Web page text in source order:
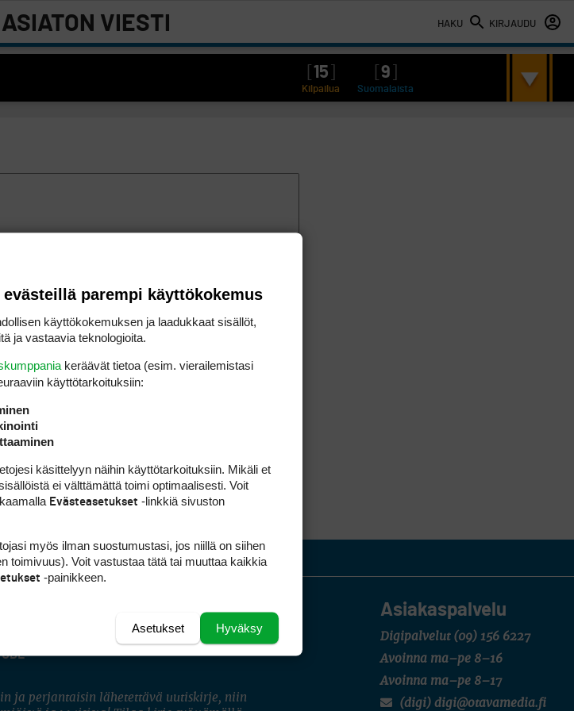
HAKU KIRJAUDU
ASIATON VIESTI
15 9
Kilpailua Suomalaista
Asiakaspalvelu
Digipalvelut (09) 156 6227
Avoinna ma–pe 8–16
Avoinna ma–pe 8–17
(digi) digi@otavamedia.fi
INSTAGRAM
ja perjantaisin lähetettävä uutiskirje, niin
parempi käyttökokemus
käyttökokemuksen ja laadukkaat sisällöt,
ja vastaavia teknologioita.
keräävät tietoa (esim. vierailemis­tasi
käyttötarkoituksiin:
käsittelyyn näihin käyttötarkoituksiin. Mikäli et
ei välttämättä toimi optimaalisesti. Voit
Evästeasetukset -linkkiä sivuston
myös ilman suostumustasi, jos niillä on siihen
toimivuus). Voit vastustaa tätä tai muuttaa kaikkia
-painikkeen.
Hyväksy
Asetukset